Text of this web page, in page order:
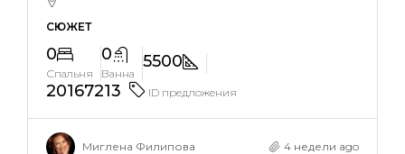
СЮЖЕТ
0
Спальня
0
Ванна
5500
20167213
ID предложения
Миглена Филипова 4 недели ago